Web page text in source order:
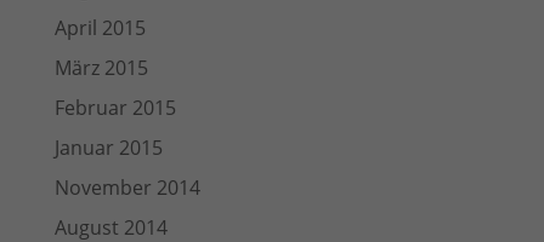
April 2015
März 2015
Februar 2015
Januar 2015
November 2014
August 2014